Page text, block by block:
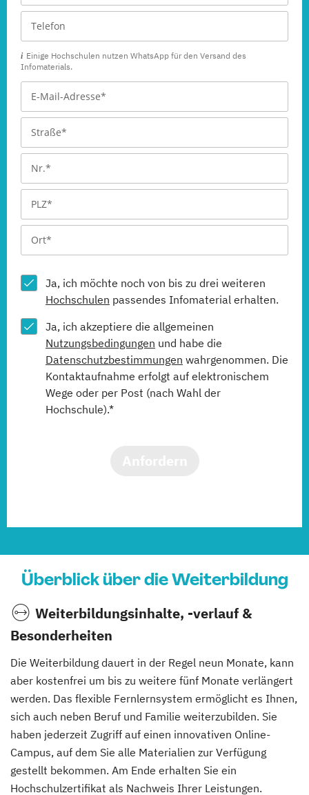
Einige Hochschulen nutzen WhatsApp für den Versand des
Infomaterials.
Ja, ich möchte noch von bis zu drei weiteren
Hochschulen passendes Infomaterial erhalten.
Ja, ich akzeptiere die allgemeinen
Nutzungsbedingungen und habe die
Datenschutzbestimmungen wahrgenommen. Die
Kontaktaufnahme erfolgt auf elektronischem
Wege oder per Post (nach Wahl der
Hochschule).*
Überblick über die Weiterbildung
Weiterbildungsinhalte, -verlauf &
Besonderheiten
Die Weiterbildung dauert in der Regel neun Monate, kann
aber kostenfrei um bis zu weitere fünf Monate verlängert
werden. Das flexible Fernlernsystem ermöglicht es Ihnen,
sich auch neben Beruf und Familie weiterzubilden. Sie
haben jederzeit Zugriff auf einen innovativen Online-
Campus, auf dem Sie alle Materialien zur Verfügung
gestellt bekommen. Am Ende erhalten Sie ein
Hochschulzertifikat als Nachweis Ihrer Leistungen.